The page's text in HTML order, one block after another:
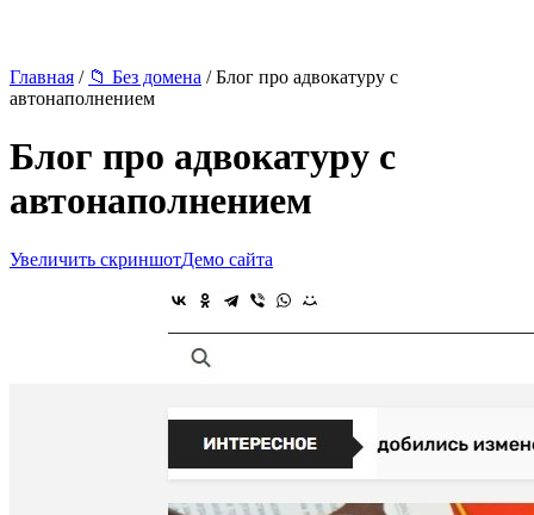
Главная / 📁 Без домена / Блог про адвокатуру с
автонаполнением
Блог про адвокатуру с
автонаполнением
Увеличить скриншотДемо сайта